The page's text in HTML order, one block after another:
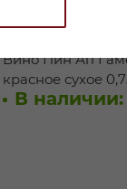
Вино Пин Ап
красное сухое
В наличии: